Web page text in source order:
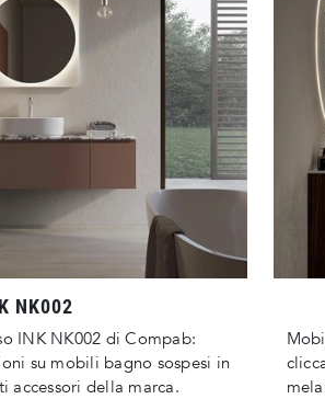
NK002
INK NK002 di Compab:
su mobili bagno sospesi in
accessori della marca.